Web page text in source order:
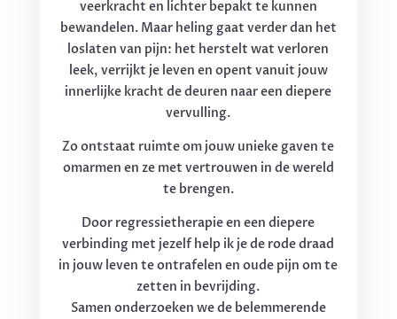
veerkracht en lichter bepakt te kunnen
bewandelen. Maar heling gaat verder dan het
loslaten van pijn: het herstelt wat verloren
leek, verrijkt je leven en opent vanuit jouw
innerlijke kracht de deuren naar een diepere
vervulling.
Zo ontstaat ruimte om jouw unieke gaven te
omarmen en ze met vertrouwen in de wereld
te brengen.
Door regressietherapie en een diepere
verbinding met jezelf help ik je de rode draad
in jouw leven te ontrafelen en oude pijn om te
zetten in bevrijding.
Samen onderzoeken we de belemmerende